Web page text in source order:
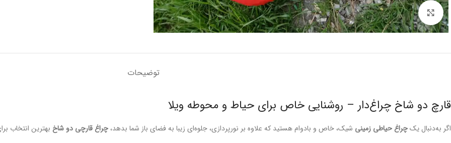
برای بزرگنمایی کلیک کنید
توضیحات
قارچ دو شاخ چراغ‌دار – روشنایی خاص برای حیاط و محوطه ویلا
اگر به‌دنبال یکچراغ حیاطی زمینی شیک، خاص و بادوام هستید که علاوه بر نورپردازی، جلوه‌ای زیبا به فضای باز شما بدهد، چراغ قارچی دو شاخ بهترین انتخاب